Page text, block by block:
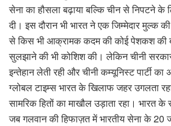
सेना का हौसला बढ़ाया बल्कि चीन से निपटने के
दी। इस दौरान भी भारत ने एक जिम्मेदार मुल्क
से किस भी आक्रामक कदम की कोई पेशकश की
सुलझाने की भी कोशिश की। लेकिन चीनी
इन्तेहान लेती रही और चीनी कम्यूनिस्ट पार्टी
ग्लोबल टाइम्स भारत के खिलाफ जहर उगलता
सामरिक हितों का माखौल उड़ाता रहा। भारत
जब गलवान की हिफाज़त में भारतीय सेना के 20